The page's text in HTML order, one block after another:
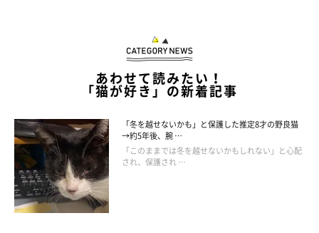
に暮らせる街を目指しているそうで、猫とともに商店街を盛り上
げていこうと今後もイベントを開催するようです。機会があれ
ば、ぜひ立ち寄ってみてください。
猫が人とともに暮らす街は、猫が街の支えになり、また人がその
猫たちを大切にする街でした。あなたの街にも地域猫はいません
か？地域猫との上手な暮らしを考えてみましょう。
参照／Instagram
あわせて読みたい！
「猫が好き」の新着記事
「冬を越せないかも」と保護した推定8才の野良猫
→約5年後、腕 …
「このままでは冬を越せないかもしれない」と心配
され、保護され …